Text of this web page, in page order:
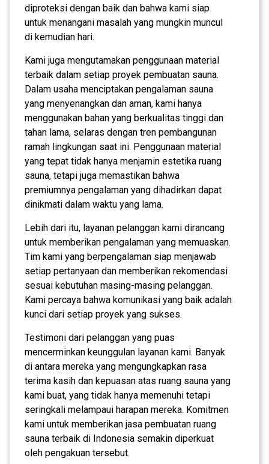
diproteksi dengan baik dan bahwa kami siap
untuk menangani masalah yang mungkin muncul
di kemudian hari.
Kami juga mengutamakan penggunaan material
terbaik dalam setiap proyek pembuatan sauna.
Dalam usaha menciptakan pengalaman sauna
yang menyenangkan dan aman, kami hanya
menggunakan bahan yang berkualitas tinggi dan
tahan lama, selaras dengan tren pembangunan
ramah lingkungan saat ini. Penggunaan material
yang tepat tidak hanya menjamin estetika ruang
sauna, tetapi juga memastikan bahwa
premiumnya pengalaman yang dihadirkan dapat
dinikmati dalam waktu yang lama.
Lebih dari itu, layanan pelanggan kami dirancang
untuk memberikan pengalaman yang memuaskan.
Tim kami yang berpengalaman siap menjawab
setiap pertanyaan dan memberikan rekomendasi
sesuai kebutuhan masing-masing pelanggan.
Kami percaya bahwa komunikasi yang baik adalah
kunci dari setiap proyek yang sukses.
Testimoni dari pelanggan yang puas
mencerminkan keunggulan layanan kami. Banyak
di antara mereka yang mengungkapkan rasa
terima kasih dan kepuasan atas ruang sauna yang
kami buat, yang tidak hanya memenuhi tetapi
seringkali melampaui harapan mereka. Komitmen
kami untuk memberikan jasa pembuatan ruang
sauna terbaik di Indonesia semakin diperkuat
oleh pengakuan tersebut.